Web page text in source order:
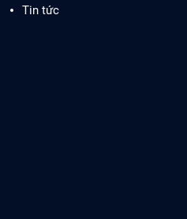
Tin tức